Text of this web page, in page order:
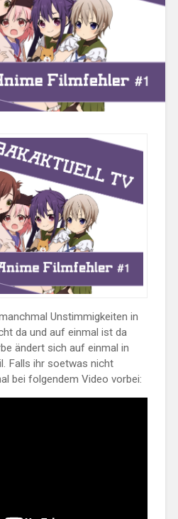
Unstimmigkeiten in
da und auf einmal ist da
ändert sich auf einmal in
Falls ihr soetwas nicht
bei folgendem Video vorbei: